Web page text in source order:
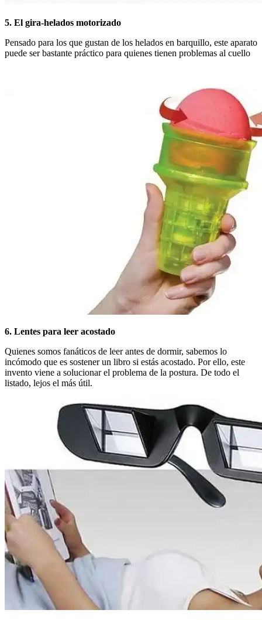
5. El gira-helados motorizado
Pensado para los que gustan de los helados en barquillo, este aparato
puede ser bastante práctico para quienes tienen problemas al cuello
6. Lentes para leer acostado
Quienes somos fanáticos de leer antes de dormir, sabemos lo
incómodo que es sostener un libro si estás acostado. Por ello, este
invento viene a solucionar el problema de la postura. De todo el
listado, lejos el más útil.